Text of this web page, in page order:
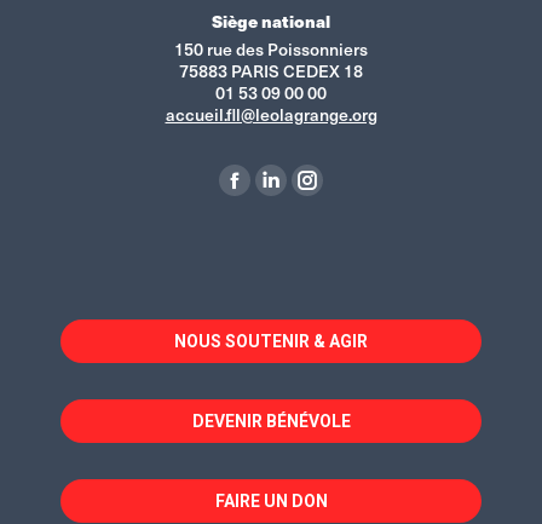
Siège national
150 rue des Poissonniers
75883 PARIS CEDEX 18
01 53 09 00 00
accueil.fll@leolagrange.org
La
dans
une
fenêtre
La
dans
une
fenêtre
La
dans
une
fenêtre
NOUS SOUTENIR & AGIR
DEVENIR BÉNÉVOLE
FAIRE UN DON